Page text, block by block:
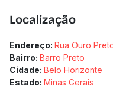
Localização
Endereço: Rua Ouro
Bairro: Barro Preto
Cidade: Belo Horizonte
Estado: Minas Gerais